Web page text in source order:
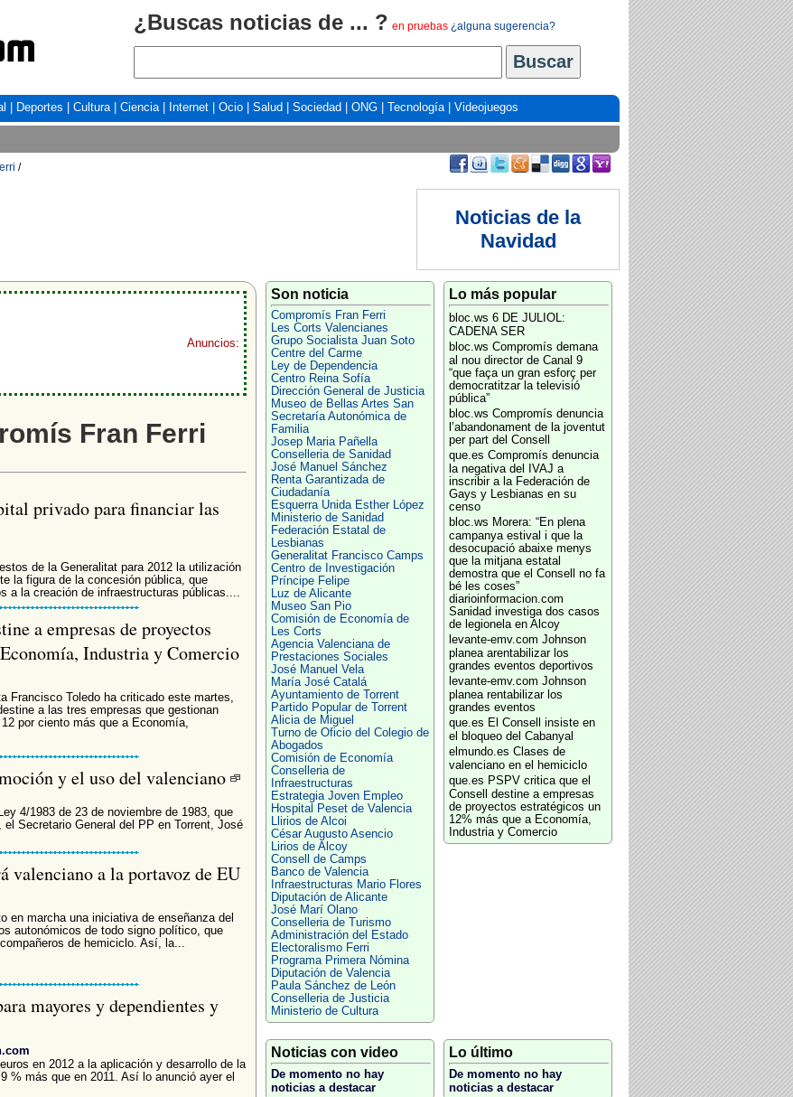
¿Buscas noticias de ... ? en pruebas ¿alguna sugerencia?
Deportes Cultura| Ciencia| Internet Ocio Salud Sociedad ONG Tecnología| Videojuegos
/
Noticias de la
Navidad
Anuncios:
Fran Ferri
privado para financiar las
de la Generalitat para 2012 la utilización
la figura de la concesión pública, que
a la creación de infraestructuras públicas....
a empresas de proyectos
Industria y Comercio
Francisco Toledo ha criticado este martes,
a las tres empresas que gestionan
por ciento más que a Economía,
y el uso del valenciano
4/1983 de 23 de noviembre de 1983, que
Secretario General del PP en Torrent, José
valenciano a la portavoz de EU
en marcha una iniciativa de enseñanza del
autonómicos de todo signo político, que
de hemiciclo. Así, la...
mayores y dependientes y
en 2012 a la aplicación y desarrollo de la
% más que en 2011. Así lo anunció ayer el
Son noticia
Compromís Fran Ferri
Les Corts Valencianes
Grupo Socialista Juan Soto
Centre del Carme
Ley de Dependencia
Centro Reina Sofía
Dirección General de Justicia
Museo de Bellas Artes San
Secretaría Autonómica de
Familia
Josep Maria Pañella
Conselleria de Sanidad
José Manuel Sánchez
Renta Garantizada de
Ciudadanía
Esquerra Unida Esther López
Ministerio de Sanidad
Federación Estatal de
Lesbianas
Generalitat Francisco Camps
Centro de Investigación
Príncipe Felipe
Luz de Alicante
Museo San Pio
Comisión de Economía de
Les Corts
Agencia Valenciana de
Prestaciones Sociales
José Manuel Vela
María José Catalá
Ayuntamiento de Torrent
Partido Popular de Torrent
Alicia de Miguel
Turno de Oficio del Colegio de
Abogados
Comisión de Economía
Conselleria de
Infraestructuras
Estrategia Joven Empleo
Hospital Peset de Valencia
Llirios de Alcoi
César Augusto Asencio
Lirios de Alcoy
Consell de Camps
Banco de Valencia
Infraestructuras Mario Flores
Diputación de Alicante
José Marí Olano
Conselleria de Turismo
Administración del Estado
Electoralismo Ferri
Programa Primera Nómina
Diputación de Valencia
Paula Sánchez de León
Conselleria de Justicia
Ministerio de Cultura
Lo más popular
bloc.ws 6 DE JULIOL:
CADENA SER
bloc.ws Compromís demana
al nou director de Canal 9
“que faça un gran esforç per
democratitzar la televisió
pública”
bloc.ws Compromís denuncia
l’abandonament de la joventut
per part del Consell
que.es Compromís denuncia
la negativa del IVAJ a
inscribir a la Federación de
Gays y Lesbianas en su
censo
bloc.ws Morera: “En plena
campanya estival i que la
desocupació abaixe menys
que la mitjana estatal
demostra que el Consell no fa
bé les coses”
diarioinformacion.com
Sanidad investiga dos casos
de legionela en Alcoy
levante-emv.com Johnson
planea arentabilizar los
grandes eventos deportivos
levante-emv.com Johnson
planea rentabilizar los
grandes eventos
que.es El Consell insiste en
el bloqueo del Cabanyal
elmundo.es Clases de
valenciano en el hemiciclo
que.es PSPV critica que el
Consell destine a empresas
de proyectos estratégicos un
12% más que a Economía,
Industria y Comercio
Noticias con video
De momento no hay
noticias a destacar
Lo último
De momento no hay
noticias a destacar